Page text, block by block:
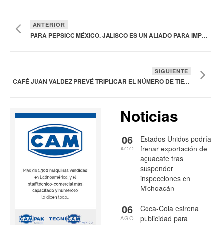
ANTERIOR
PARA PEPSICO MÉXICO, JALISCO ES UN ALIADO PARA IMPULSAR EL CRECIMIENTO ECONÓMICO NACIONAL
SIGUIENTE
CAFÉ JUAN VALDEZ PREVÉ TRIPLICAR EL NÚMERO DE TIENDAS EN SEIS AÑOS Y LLEGAR A BRASIL Y CHINA
Noticias
Estados Unidos podría
frenar exportación de
aguacate tras
suspender
inspecciones en
Michoacán
06
AGO
Coca-Cola estrena
publicidad para
06
AGO